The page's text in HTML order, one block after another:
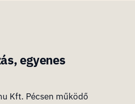
egyenes
Kft. Pécsen működő